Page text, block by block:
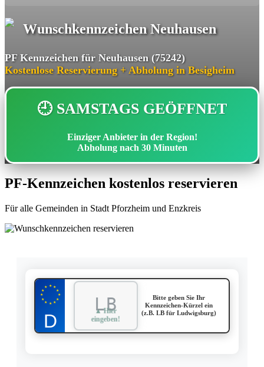
Wunschkennzeichen Neuhausen
PF Kennzeichen für Neuhausen (75242)
Kostenlose Reservierung + Abholung in Besigheim
🕘 SAMSTAGS GEÖFFNET
Einziger Anbieter in der Region!
Abholung nach 30 Minuten
PF-Kennzeichen kostenlos reservieren
Für alle Gemeinden in Stadt Pforzheim und Enzkreis
★ ★
★
★
★
★
★
★
★
★
★
★
▲ Hier
eingeben!
Bitte geben Sie Ihr
Kennzeichen-Kürzel ein
(z.B. LB für Ludwigsburg)